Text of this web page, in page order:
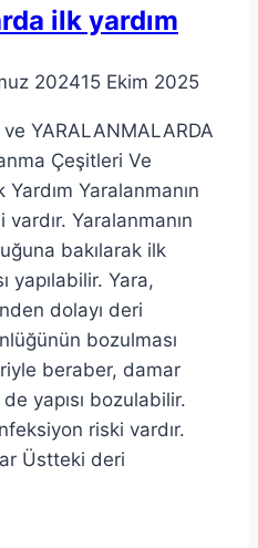
ilk yardım
202415 Ekim 2025
YARALANMALARDA
Çeşitleri Ve
Yaralanmanın
Yaralanmanın
bakılarak ilk
yapılabilir. Yara,
dolayı deri
bozulması
beraber, damar
yapısı bozulabilir.
riski vardır.
Üstteki deri